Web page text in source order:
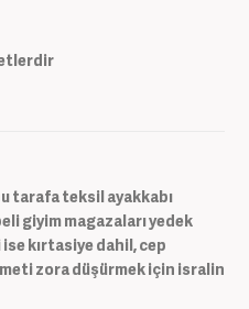
tarafa teksil ayakkabı
giyim magazaları yedek
kırtasiye dahil, cep
zora düşürmek için isralin